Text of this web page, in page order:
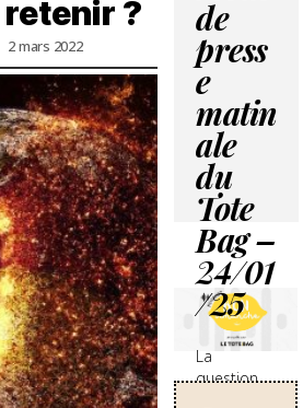
quotidienne
?
2 mars 2022
de
press
e
matin
ale
du
Tote
Bag –
24/01
/25
La
question